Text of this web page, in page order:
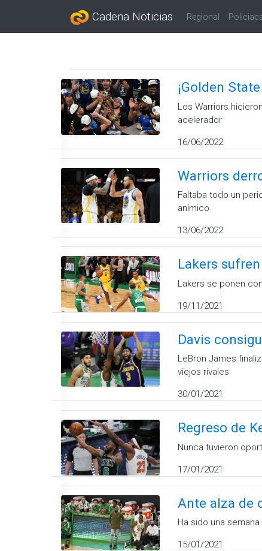
Cadena Noticias Regional
¡Golden
Los Warriors
acelerador
16/06/2022
Warriors
Faltaba todo un
anímico
13/06/2022
Lakers
Lakers se ponen
19/11/2021
Davis
LeBron James
viejos rivales
30/01/2021
Regreso de
Nunca tuvieron
17/01/2021
Ante alza de
Ha sido una
15/01/2021